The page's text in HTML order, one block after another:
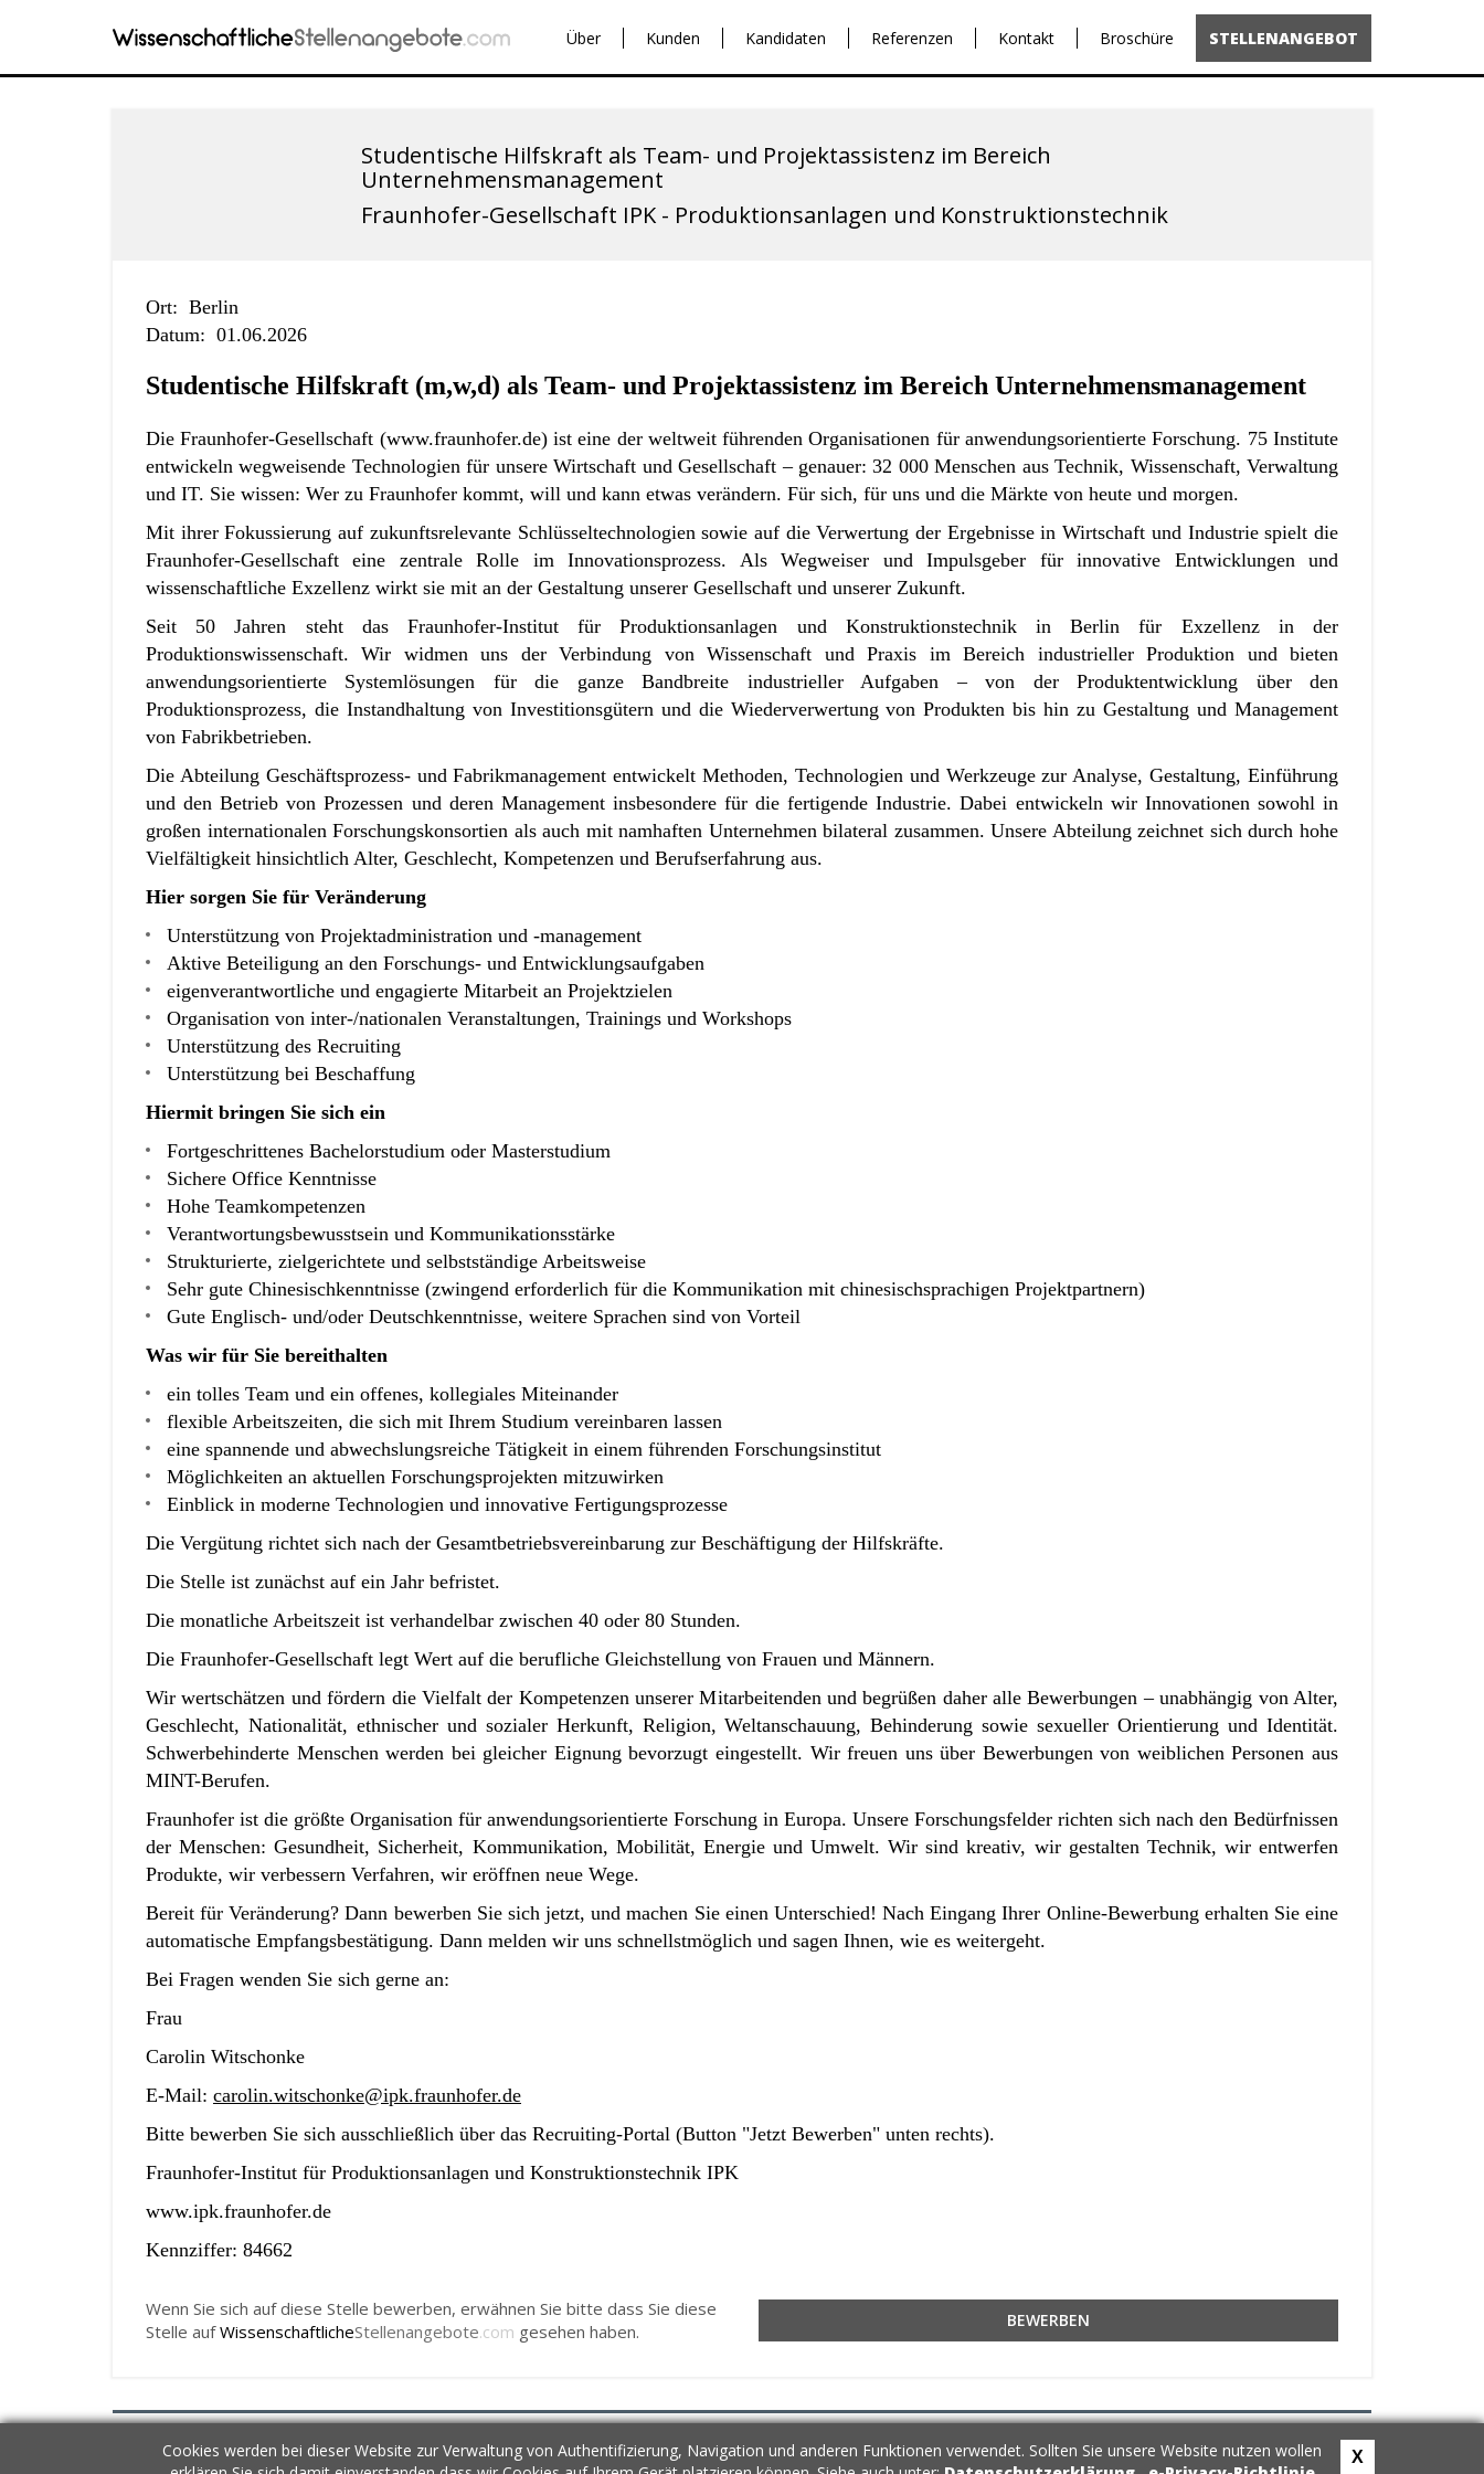
Über Kunden Kandidaten Referenzen Kontakt Broschüre STELLENANGEBOT
Studentische Hilfskraft als Team- und Projektassistenz im Bereich
Unternehmensmanagement
Fraunhofer-Gesellschaft IPK - Produktionsanlagen und Konstruktionstechnik
Ort: Berlin
Datum: 01.06.2026
Studentische Hilfskraft (m,w,d) als Team- und Projektassistenz im Bereich Unternehmensmanagement
Die Fraunhofer-Gesellschaft (www.fraunhofer.de) ist eine der weltweit führenden Organisationen für anwendungsorientierte Forschung. 75 Institute
entwickeln wegweisende Technologien für unsere Wirtschaft und Gesellschaft – genauer: 32 000 Menschen aus Technik, Wissenschaft, Verwaltung
und IT. Sie wissen: Wer zu Fraunhofer kommt, will und kann etwas verändern. Für sich, für uns und die Märkte von heute und morgen.
Mit ihrer Fokussierung auf zukunftsrelevante Schlüsseltechnologien sowie auf die Verwertung der Ergebnisse in Wirtschaft und Industrie spielt die
Fraunhofer-Gesellschaft eine zentrale Rolle im Innovationsprozess. Als Wegweiser und Impulsgeber für innovative Entwicklungen und
wissenschaftliche Exzellenz wirkt sie mit an der Gestaltung unserer Gesellschaft und unserer Zukunft.
Seit 50 Jahren steht das Fraunhofer-Institut für Produktionsanlagen und Konstruktionstechnik in Berlin für Exzellenz in der
Produktionswissenschaft. Wir widmen uns der Verbindung von Wissenschaft und Praxis im Bereich industrieller Produktion und bieten
anwendungsorientierte Systemlösungen für die ganze Bandbreite industrieller Aufgaben – von der Produktentwicklung über den
Produktionsprozess, die Instandhaltung von Investitionsgütern und die Wiederverwertung von Produkten bis hin zu Gestaltung und Management
von Fabrikbetrieben.
Die Abteilung Geschäftsprozess- und Fabrikmanagement entwickelt Methoden, Technologien und Werkzeuge zur Analyse, Gestaltung, Einführung
und den Betrieb von Prozessen und deren Management insbesondere für die fertigende Industrie. Dabei entwickeln wir Innovationen sowohl in
großen internationalen Forschungskonsortien als auch mit namhaften Unternehmen bilateral zusammen. Unsere Abteilung zeichnet sich durch hohe
Vielfältigkeit hinsichtlich Alter, Geschlecht, Kompetenzen und Berufserfahrung aus.
Hier sorgen Sie für Veränderung
Unterstützung von Projektadministration und -management
Aktive Beteiligung an den Forschungs- und Entwicklungsaufgaben
eigenverantwortliche und engagierte Mitarbeit an Projektzielen
Organisation von inter-/nationalen Veranstaltungen, Trainings und Workshops
Unterstützung des Recruiting
Unterstützung bei Beschaffung
Hiermit bringen Sie sich ein
Fortgeschrittenes Bachelorstudium oder Masterstudium
Sichere Office Kenntnisse
Hohe Teamkompetenzen
Verantwortungsbewusstsein und Kommunikationsstärke
Strukturierte, zielgerichtete und selbstständige Arbeitsweise
Sehr gute Chinesischkenntnisse (zwingend erforderlich für die Kommunikation mit chinesischsprachigen Projektpartnern)
Gute Englisch- und/oder Deutschkenntnisse, weitere Sprachen sind von Vorteil
Was wir für Sie bereithalten
ein tolles Team und ein offenes, kollegiales Miteinander
flexible Arbeitszeiten, die sich mit Ihrem Studium vereinbaren lassen
eine spannende und abwechslungsreiche Tätigkeit in einem führenden Forschungsinstitut
Möglichkeiten an aktuellen Forschungsprojekten mitzuwirken
Einblick in moderne Technologien und innovative Fertigungsprozesse
Die Vergütung richtet sich nach der Gesamtbetriebsvereinbarung zur Beschäftigung der Hilfskräfte.
Die Stelle ist zunächst auf ein Jahr befristet.
Die monatliche Arbeitszeit ist verhandelbar zwischen 40 oder 80 Stunden.
Die Fraunhofer-Gesellschaft legt Wert auf die berufliche Gleichstellung von Frauen und Männern.
Wir wertschätzen und fördern die Vielfalt der Kompetenzen unserer Mitarbeitenden und begrüßen daher alle Bewerbungen – unabhängig von Alter,
Geschlecht, Nationalität, ethnischer und sozialer Herkunft, Religion, Weltanschauung, Behinderung sowie sexueller Orientierung und Identität.
Schwerbehinderte Menschen werden bei gleicher Eignung bevorzugt eingestellt. Wir freuen uns über Bewerbungen von weiblichen Personen aus
MINT-Berufen.
Fraunhofer ist die größte Organisation für anwendungsorientierte Forschung in Europa. Unsere Forschungsfelder richten sich nach den Bedürfnissen
der Menschen: Gesundheit, Sicherheit, Kommunikation, Mobilität, Energie und Umwelt. Wir sind kreativ, wir gestalten Technik, wir entwerfen
Produkte, wir verbessern Verfahren, wir eröffnen neue Wege.
Bereit für Veränderung? Dann bewerben Sie sich jetzt, und machen Sie einen Unterschied! Nach Eingang Ihrer Online-Bewerbung erhalten Sie eine
automatische Empfangsbestätigung. Dann melden wir uns schnellstmöglich und sagen Ihnen, wie es weitergeht.
Bei Fragen wenden Sie sich gerne an:
Frau
Carolin Witschonke
E-Mail: carolin.witschonke@ipk.fraunhofer.de
Bitte bewerben Sie sich ausschließlich über das Recruiting-Portal (Button "Jetzt Bewerben" unten rechts).
Fraunhofer-Institut für Produktionsanlagen und Konstruktionstechnik IPK
www.ipk.fraunhofer.de
Kennziffer: 84662
Wenn Sie sich auf diese Stelle bewerben, erwähnen Sie bitte dass Sie diese
Stelle aufWissenschaftlicheStellenangebote.com gesehen haben.
BEWERBEN
Datenschutz Newsletter Kontakt
Cookies werden bei dieser Website zur Verwaltung von Authentifizierung, Navigation und anderen Funktionen verwendet. Sollten Sie unsere Website nutzen wollen
X